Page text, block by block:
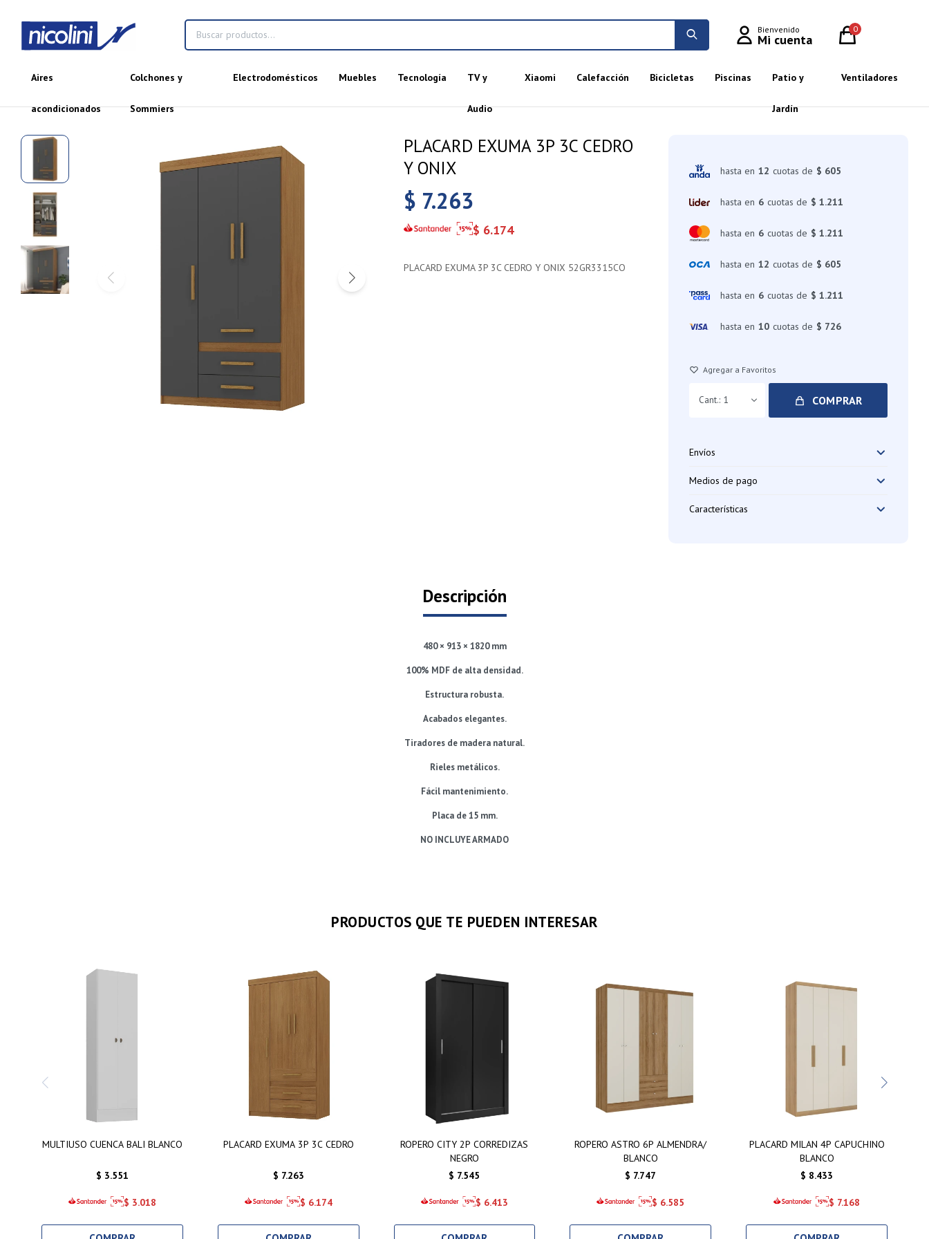
Aires
acondicionados
Colchones y
Sommiers
Electrodomésticos Muebles Tecnología TV y
Audio
Xiaomi Calefacción Bicicletas Piscinas Patio y
Jardín
Ventiladores
0
PLACARD EXUMA 3P 3C CEDRO
Y ONIX
$ 7.263
$ 6.174
PLACARD EXUMA 3P 3C CEDRO Y ONIX 52GR3315CO
hasta en 12 cuotas de $ 605
hasta en 6 cuotas de $ 1.211
hasta en 6 cuotas de $ 1.211
hasta en 12 cuotas de $ 605
hasta en 6 cuotas de $ 1.211
hasta en 10 cuotas de $ 726
1 COMPRAR
Envíos
Medios de pago
Características
Descripción
480 × 913 × 1820 mm
100% MDF de alta densidad.
Estructura robusta.
Acabados elegantes.
Tiradores de madera natural.
Rieles metálicos.
Fácil mantenimiento.
Placa de 15 mm.
NO INCLUYE ARMADO
PRODUCTOS QUE TE PUEDEN INTERESAR
MULTIUSO CUENCA BALI BLANCO
$ 3.551
$ 3.018
PLACARD EXUMA 3P 3C CEDRO
$ 7.263
$ 6.174
ROPERO CITY 2P CORREDIZAS
NEGRO
$ 7.545
$ 6.413
ROPERO ASTRO 6P ALMENDRA/
BLANCO
$ 7.747
$ 6.585
PLACARD MILAN 4P CAPUCHINO
BLANCO
$ 8.433
$ 7.168